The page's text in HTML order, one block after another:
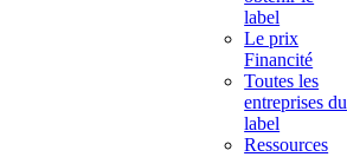
label
Le prix
Financité
Toutes les
entreprises du
label
Ressources